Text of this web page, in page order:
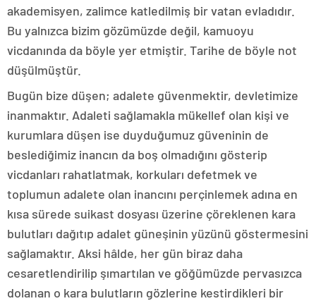
akademisyen, zalimce katledilmiş bir vatan evladıdır.
Bu yalnızca bizim gözümüzde değil, kamuoyu
vicdanında da böyle yer etmiştir. Tarihe de böyle not
düşülmüştür.
Bugün bize düşen; adalete güvenmektir, devletimize
inanmaktır. Adaleti sağlamakla mükellef olan kişi ve
kurumlara düşen ise duyduğumuz güveninin de
beslediğimiz inancın da boş olmadığını gösterip
vicdanları rahatlatmak, korkuları defetmek ve
toplumun adalete olan inancını perçinlemek adına en
kısa sürede suikast dosyası üzerine çöreklenen kara
bulutları dağıtıp adalet güneşinin yüzünü göstermesini
sağlamaktır. Aksi hâlde, her gün biraz daha
cesaretlendirilip şımartılan ve göğümüzde pervasızca
dolanan o kara bulutların gözlerine kestirdikleri bir